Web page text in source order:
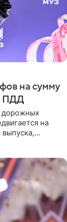
на сумму
ПДД
дорожных
на